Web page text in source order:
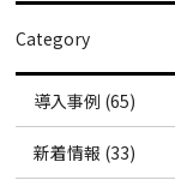
Category
導入事例 (65)
新着情報 (33)